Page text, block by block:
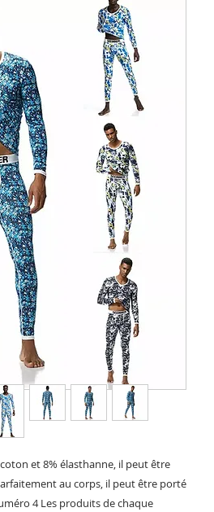
et 8% élasthanne, il peut être
au corps, il peut être porté
4 Les produits de chaque